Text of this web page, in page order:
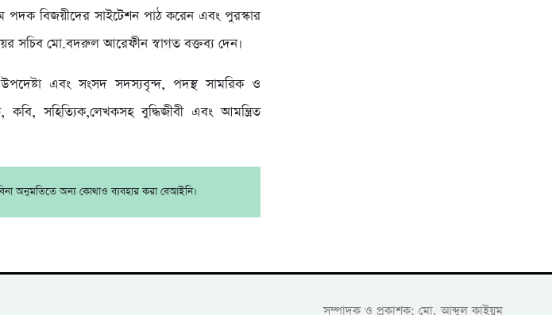
পদক বিজয়ীদের সাইটেশন পাঠ করেন এবং পুরস্কার
সচিব মো.বদরুল আরেফীন স্বাগত বক্তব্য দেন।
উপদেষ্টা এবং সংসদ সদস্যবৃন্দ, পদস্থ সামরিক ও
কবি, সহিত্যিক,লেখকসহ বুদ্ধিজীবী এবং আমন্ত্রিত
অনুমতিতে অন্য কোথাও ব্যবহার করা বেআইনি।
সম্পাদক ও প্রকাশক: মো. আব্দুল কাইয়ুম